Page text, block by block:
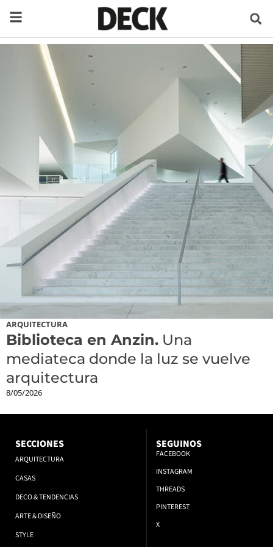
ARQUITECTURA
Biblioteca en Anzin. Una
mediateca donde la luz se vuelve
arquitectura
8/05/2026
SECCIONES
ARQUITECTURA
CASAS
DECO & TENDENCIAS
ARTE & DISEÑO
STYLE
SEGUINOS
FACEBOOK
INSTAGRAM
THREADS
PINTEREST
X